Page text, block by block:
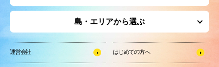
島・エリアから選ぶ
運営会社 はじめての方へ